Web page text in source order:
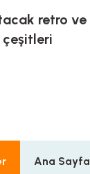
retro ve
Ana Sayfa